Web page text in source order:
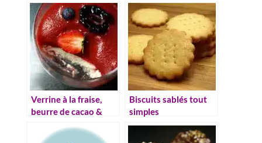
conseils
Verrine à la fraise,
beurre de cacao &
Biscuits sablés tout
simples